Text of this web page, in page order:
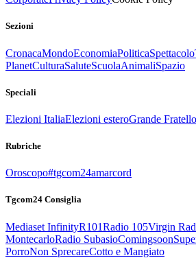
Sezioni
CronacaMondoEconomiaPoliticaSpettacolo
PlanetCulturaSaluteScuolaAnimaliSpazio
Speciali
Elezioni ItaliaElezioni esteroGrande Fratello
Rubriche
Oroscopo#tgcom24amarcord
Tgcom24 Consiglia
Mediaset InfinityR101Radio 105Virgin
MontecarloRadio SubasioComingsoon
PorroNon SprecareCotto e Mangiato